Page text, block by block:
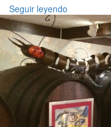
Seguir leyendo